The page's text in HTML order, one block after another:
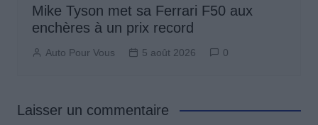
Mike Tyson met sa Ferrari F50 aux
enchères à un prix record
Auto Pour Vous 5 août 2026 0
Laisser un commentaire